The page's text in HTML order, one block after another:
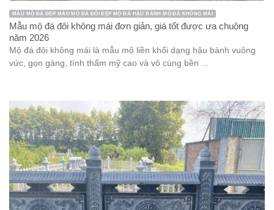
MẪU MỘ ĐÁ ĐẸP MẪU MỘ ĐÁ ĐÔI ĐẸP MỘ ĐÁ HẬU BÀNH MỘ ĐÁ KHÔNG MÁI
Mẫu mộ đá đôi không mái đơn giản, giá tốt được ưa chuộng
năm 2026
Mộ đá đôi không mái là mẫu mộ liền khối dạng hậu bành vuông
vức, gọn gàng, tính thẩm mỹ cao và vô cùng bền ...